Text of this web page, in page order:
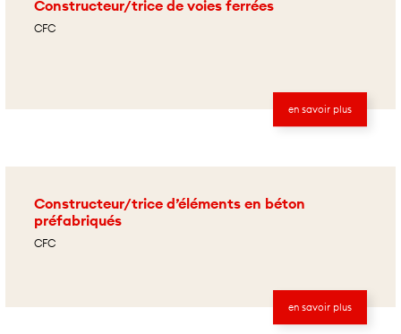
Constructeur/trice de voies ferrées
CFC
en savoir plus
Constructeur/trice d’éléments en béton
préfabriqués
CFC
en savoir plus